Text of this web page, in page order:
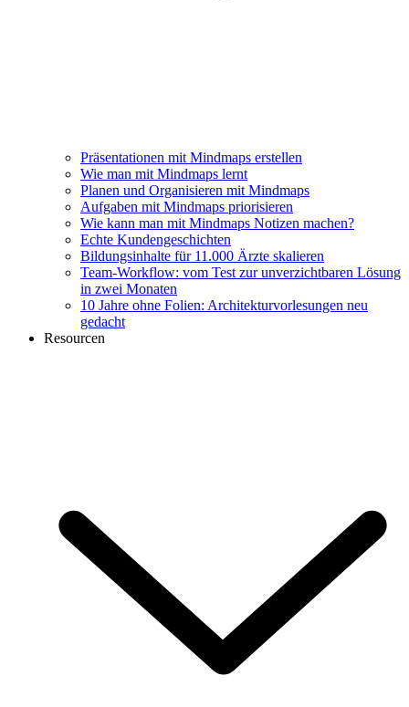
Präsentationen mit Mindmaps erstellen
Wie man mit Mindmaps lernt
Planen und Organisieren mit Mindmaps
Aufgaben mit Mindmaps priorisieren
Wie kann man mit Mindmaps Notizen machen?
Echte Kundengeschichten
Bildungsinhalte für 11.000 Ärzte skalieren
Team-Workflow: vom Test zur unverzichtbaren Lösung
in zwei Monaten
10 Jahre ohne Folien: Architekturvorlesungen neu
gedacht
Resourcen